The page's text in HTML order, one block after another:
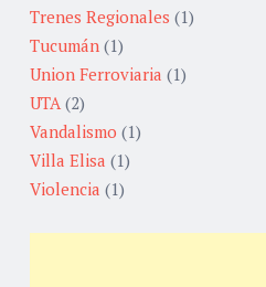
Trenes Regionales (1)
Tucumán (1)
Union Ferroviaria (1)
UTA (2)
Vandalismo (1)
Villa Elisa (1)
Violencia (1)